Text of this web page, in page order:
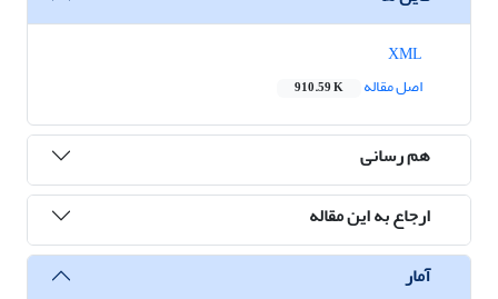
اصل مقاله
910.59 K
هم رسانی
ارجاع به این مقاله
آمار